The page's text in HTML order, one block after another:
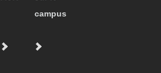
campus